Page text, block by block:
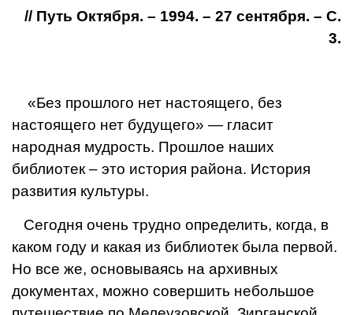
// Путь Октября. – 1994. – 27 сентября. – С.
3.
«Без прошлого нет настоящего, без
настоящего нет будущего» — гласит
народная мудрость. Прошлое наших
библиотек – это история района. История
развития культуры.
Сегодня очень трудно определить, когда, в
каком году и какая из библиотек была первой.
Но все же, основываясь на архивных
документах, можно совершить небольшое